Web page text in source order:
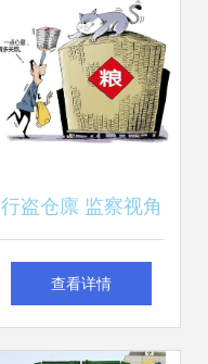
行盗仓廪 监察视角
下的粮食储备腐败
查看详情